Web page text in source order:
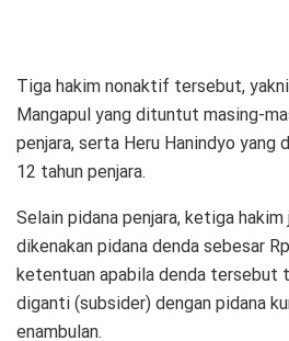
Tiga hakim nonaktif tersebut,
Mangapul yang dituntut masing-
penjara, serta Heru Hanindyo yang
12 tahun penjara.
Selain pidana penjara, ketiga
dikenakan pidana denda sebesar
ketentuan apabila denda tersebut
diganti (subsider) dengan pidana
enambulan.